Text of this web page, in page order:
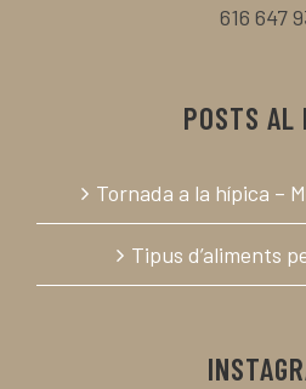
616 647
POSTS AL
Tornada a la hípica –
Tipus d’aliments